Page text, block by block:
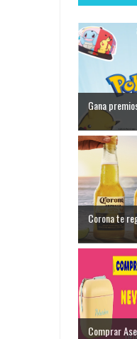
Gana
Corona te
Comprar